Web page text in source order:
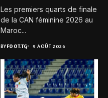
Les premiers quarts de finale
de la CAN féminine 2026 au
Maroc...
BYFOOT.TG 9 AOÛT 2026